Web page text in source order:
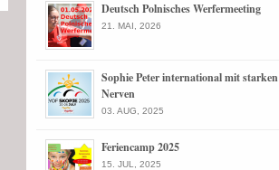
Deutsch Polnisches Werfermeeting
21. MAI, 2026
Sophie Peter international mit starken
Nerven
03. AUG, 2025
Feriencamp 2025
15. JUL, 2025